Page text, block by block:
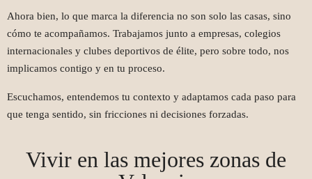
Ahora bien, lo que marca la diferencia no son solo las casas, sino
cómo te acompañamos. Trabajamos junto a empresas, colegios
internacionales y clubes deportivos de élite, pero sobre todo, nos
implicamos contigo y en tu proceso.
Escuchamos, entendemos tu contexto y adaptamos cada paso para
que tenga sentido, sin fricciones ni decisiones forzadas.
Vivir en las mejores zonas de